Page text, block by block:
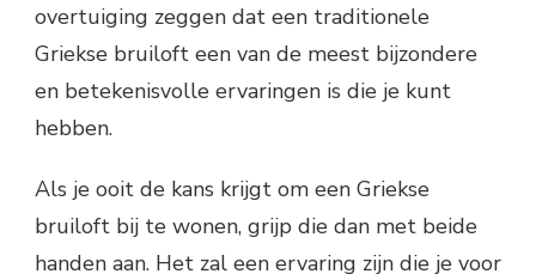
overtuiging zeggen dat een traditionele
Griekse bruiloft een van de meest bijzondere
en betekenisvolle ervaringen is die je kunt
hebben.
Als je ooit de kans krijgt om een Griekse
bruiloft bij te wonen, grijp die dan met beide
handen aan. Het zal een ervaring zijn die je voor